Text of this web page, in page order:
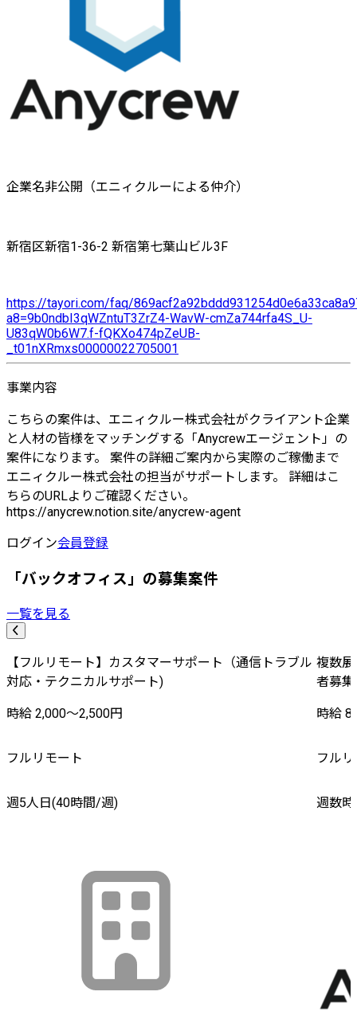
企業名非公開（エニィクルーによる仲介）
新宿区新宿1-36-2 新宿第七葉山ビル3F
https://tayori.com/faq/
a8=9b0ndbI3qWZntuT3ZrZ4-WavW-cmZa744rfa4S_U-
U83qW0b6W7.f-fQKXo474pZeUB-
_t01nXRmxs00000022705001
事業内容
こちらの案件は、エニィクルー株式会社がクライアント企業
と人材の皆様をマッチングする「Anycrewエージェント」の
案件になります。 案件の詳細ご案内から実際のご稼働まで
エニィクルー株式会社の担当がサポートします。 詳細はこ
ちらのURLよりご確認ください。
https://anycrew.notion.site/anycrew-agent
ログイン会員登録
「バックオフィス」の募集案件
一覧を見る
【フルリモート】カスタマーサポート（通信トラブル
対応・テクニカルサポート)
時給 2,000〜2,500円
フルリモート
週5人日(40時間/週)
複数
者募集
時給
フル
週数